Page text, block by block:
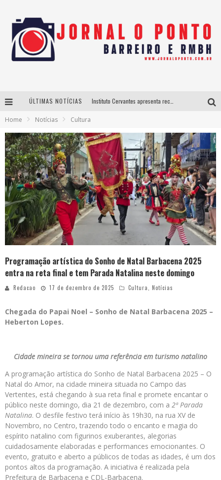
ÚLTIMAS NOTÍCIAS
BH recebe nesta quinta-feira lançamento do jogo “Coleta Seletiva” com roda de conversa entre agentes da sustentabilidade
Projeta Cultura abre inscrições gratuitas em São João del-Rei para oficinas de elaboração de projetos culturais e inteligência artificial
Home Notícias Cultura
Programação artística do Sonho de Natal Barbacena 2025
entra na reta final e tem Parada Natalina neste domingo
Redacao 17 de dezembro de 2025 Cultura, Notícias
Chegada do Papai Noel – Sonho de Natal Barbacena 2025 –
Heberton Lopes.
Cidade mineira se tornou uma referência em turismo natalino
A programação artística do Sonho de Natal Barbacena 2025 – O
Natal do Amor, na cidade mineira situada no Campo das
Vertentes, está chegando à sua reta final e promete encantar o
público neste domingo, dia 21 de dezembro, com a 2ª Parada
Natalina. O desfile festivo terá início às 19h30, na rua XV de
Novembro, no Centro, trazendo todo o encanto e magia do
espírito natalino com figurinos exuberantes, alegorias
cuidadosamente elaboradas e performances emocionantes. O
evento, gratuito e aberto a públicos de todas as idades, é um dos
pontos altos da programação. A iniciativa é realizada pela
Prefeitura de Barbacena e CDL-Barbacena.